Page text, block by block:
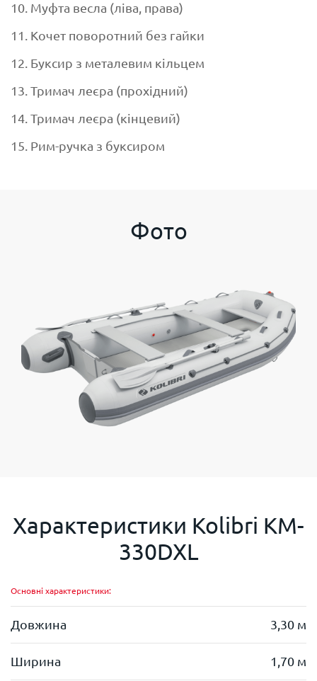
10. Муфта весла (ліва, права)
11. Кочет поворотний без гайки
12. Буксир з металевим кільцем
13. Тримач леєра (прохідний)
14. Тримач леєра (кінцевий)
15. Рим-ручка з буксиром
Фото
Характеристики Kolibri KM-
330DXL
Основні характеристики:
Довжина 3,30 м
Ширина 1,70 м